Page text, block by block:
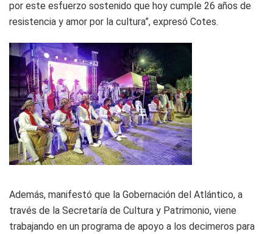
por este esfuerzo sostenido que hoy cumple 26 años de
resistencia y amor por la cultura”, expresó Cotes.
Además, manifestó que la Gobernación del Atlántico, a
través de la Secretaría de Cultura y Patrimonio, viene
trabajando en un programa de apoyo a los decimeros para